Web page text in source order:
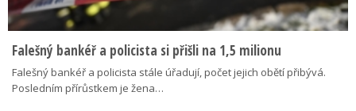
Falešný bankéř a policista si přišli na 1,5 milionu
Falešný bankéř a policista stále úřadují, počet jejich obětí přibývá.
Posledním přírůstkem je žena…